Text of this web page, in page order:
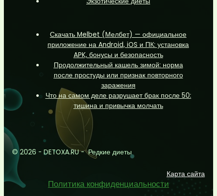
Скачать Melbet (Мелбет) — официальное
приложение на Android, iOS и ПК: установка
APK, бонусы и безопасность
Продолжительный кашель зимой: норма
после простуды или признак повторного
заражения
Что на самом деле разрушает брак после 50:
тишина и привычка молчать
© 2026 - DETOXA.RU - Редкие диеты
Карта сайта
Политика конфиденциальности